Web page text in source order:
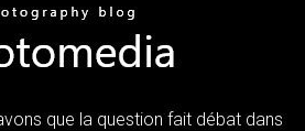
que la question fait débat dans